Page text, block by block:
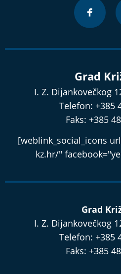
Grad
I. Z. Dijankovečkog
Telefon: +385
Faks: +385
[weblink_social_icons
kz.hr/"
Grad
I. Z. Dijankovečkog
Telefon: +385
Faks: +385